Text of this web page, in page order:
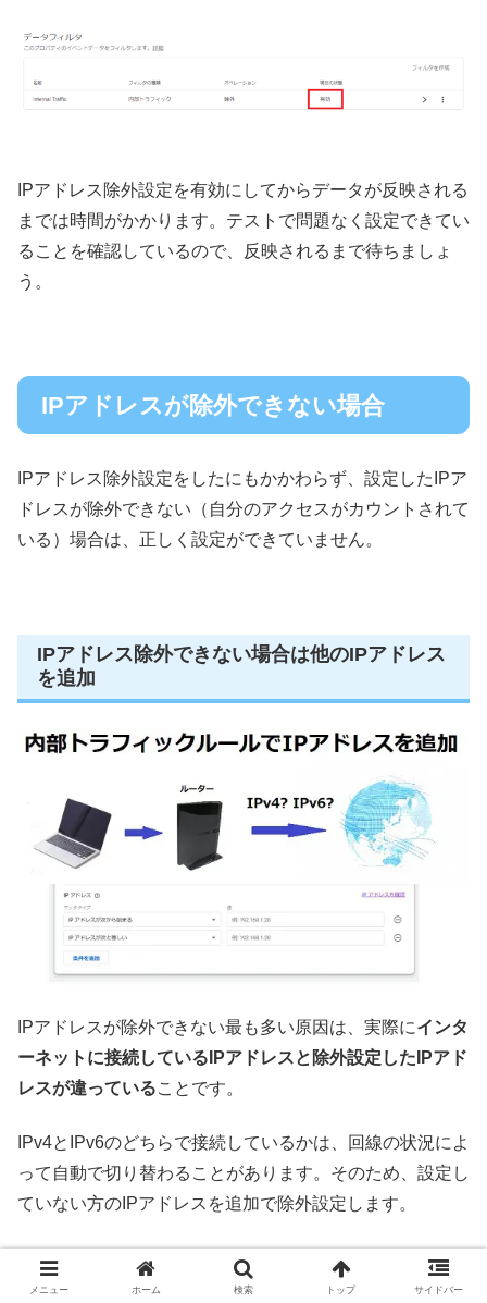
IPアドレス除外設定を有効にしてからデータが反映される
までは時間がかかります。テストで問題なく設定できてい
ることを確認しているので、反映されるまで待ちましょ
う。
IPアドレスが除外できない場合
IPアドレス除外設定をしたにもかかわらず、設定したIPア
ドレスが除外できない（自分のアクセスがカウントされて
いる）場合は、正しく設定ができていません。
IPアドレス除外できない場合は他のIPアドレス
を追加
IPアドレスが除外できない最も多い原因は、実際にインタ
ーネットに接続しているIPアドレスと除外設定したIPアド
レスが違っていることです。
IPv4とIPv6のどちらで接続しているかは、回線の状況によ
って自動で切り替わることがあります。そのため、設定し
ていない方のIPアドレスを追加で除外設定します。
まずは、 「あなたのIPv6をテストしましょう。」
でグロー
バルIPアドレスを確認します。
メニュー ホーム 検索 トップ サイドバー